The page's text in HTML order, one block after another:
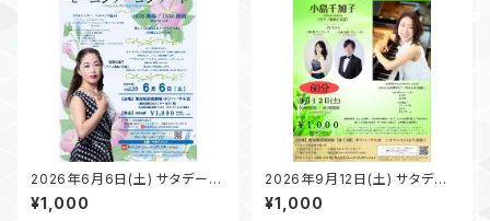
2026年6月6日(土) サタデー･
モーニング･コンサート vol.33
〜土曜日の朝、ピアニスト鬼
¥1,000
2026年9月12日(土) サタデー･
モーニング･コンサート vol.37
〜土曜日の朝、ピアニスト「小
¥1,000